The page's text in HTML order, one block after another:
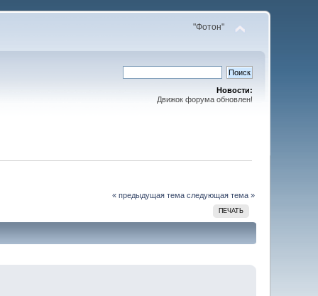
"Фотон"
Новости:
Движок форума обновлен!
« предыдущая тема следующая тема »
ПЕЧАТЬ